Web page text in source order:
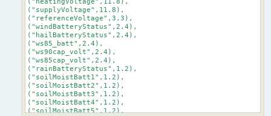
("heatingVoltage",11.8),
("supplyVoltage",11.8),
("referenceVoltage",3.3),
("windBatteryStatus",2.4),
("hailBatteryStatus",2.4),
("ws85_batt",2.4),
("ws90cap_volt",2.4),
("ws85cap_volt",2.4),
("rainBatteryStatus",1.2),
("soilMoistBatt1",1.2),
("soilMoistBatt2",1.2),
("soilMoistBatt3",1.2),
("soilMoistBatt4",1.2),
("soilMoistBatt5",1.2),